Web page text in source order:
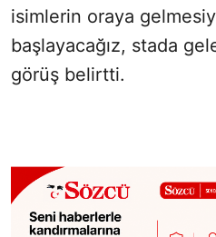
isimlerin oraya
başlayacağız, stada
görüş belirtti.